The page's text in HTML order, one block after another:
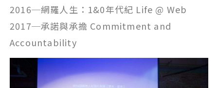
2016─網羅人生：1&0年代紀 Life @ Web
2017─承諾與承擔 Commitment and
Accountability